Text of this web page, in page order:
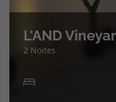
L'AND
2 Noites